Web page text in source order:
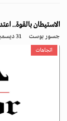
الاستيطان بالقوة..
جسور بوست 31 ديسمبر 2025 - 14:07
اتجاهات